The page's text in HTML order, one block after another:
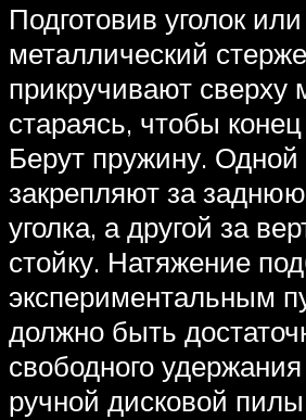
Подготовив уголок или
металлический
прикручивают сверху
стараясь, чтобы
Берут пружину. Одной
закрепляют за
уголка, а другой за
стойку. Натяжение
экспериментальным
должно быть
свободного
ручной дисковой